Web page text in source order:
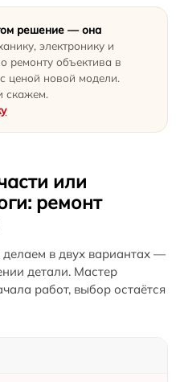
решение — она
электронику и
ремонту объектива в
ценой новой модели.
скажем.
или
ремонт
в двух вариантах —
детали. Мастер
работ, выбор остаётся